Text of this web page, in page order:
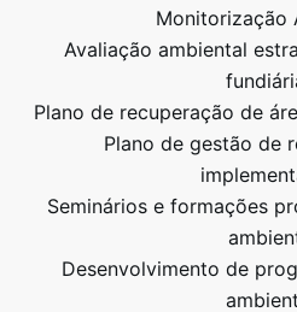
Monitorização
Avaliação ambiental
Plano de recuperação de
Plano de gestão de
Seminários e formações
Desenvolvimento de